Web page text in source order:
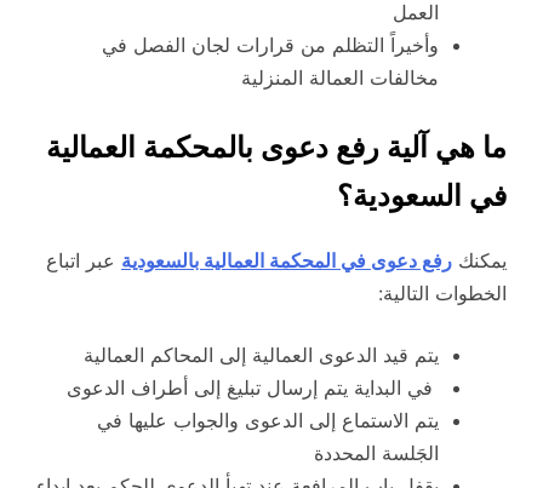
العمل
وأخيراً التظلم من قرارات لجان الفصل في
مخالفات العمالة المنزلية
ما هي آلية رفع دعوى بالمحكمة العمالية
في السعودية؟
يمكنك رفع دعوى في المحكمة العمالية بالسعودية عبر اتباع
الخطوات التالية:
يتم قيد الدعوى العمالية إلى المحاكم العمالية
في البداية يتم إرسال تبليغ إلى أطراف الدعوى
يتم الاستماع إلى الدعوى والجواب عليها في
الجَلسة المحددة